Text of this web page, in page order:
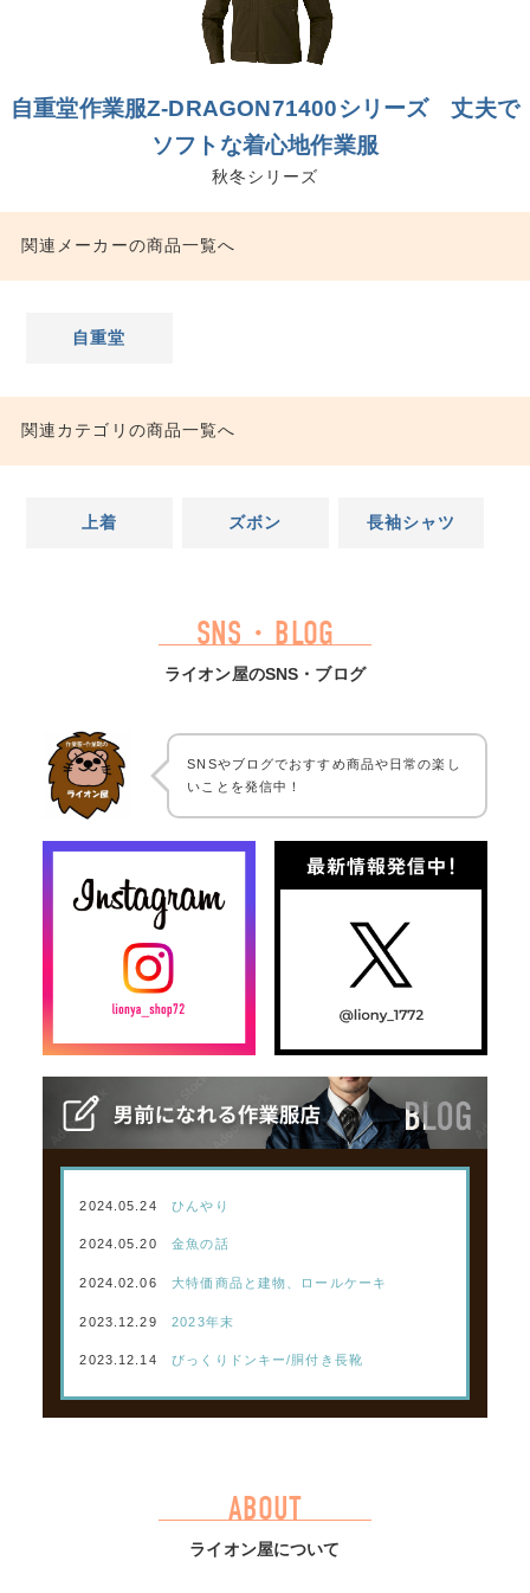
自重堂作業服Z-DRAGON71400シリーズ 丈夫で
ソフトな着心地作業服
秋冬シリーズ
関連メーカーの商品一覧へ
自重堂
関連カテゴリの商品一覧へ
上着 ズボン 長袖シャツ
SNS・BLOG
ライオン屋のSNS・ブログ
SNSやブログでおすすめ商品や日常の楽し
いことを発信中！
2024.05.24 ひんやり
2024.05.20 金魚の話
2024.02.06 大特価商品と建物、ロールケーキ
2023.12.29 2023年末
2023.12.14 びっくりドンキー/胴付き長靴
ABOUT
ライオン屋について